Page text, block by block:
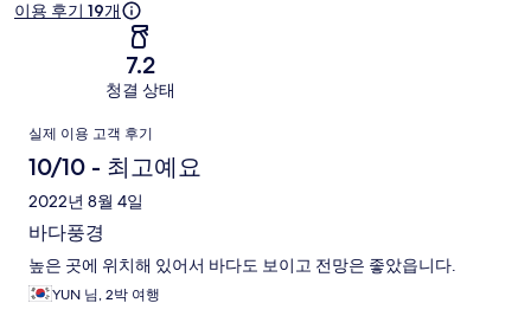
이용 후기 19개
7.2
청결 상태
이
용
후
기
실제 이용 고객 후기
10/10 - 최고예요
2022년 8월 4일
바다풍경
높은 곳에 위치해 있어서 바다도 보이고 전망은 좋았읍니다.
YUN 님, 2박 여행